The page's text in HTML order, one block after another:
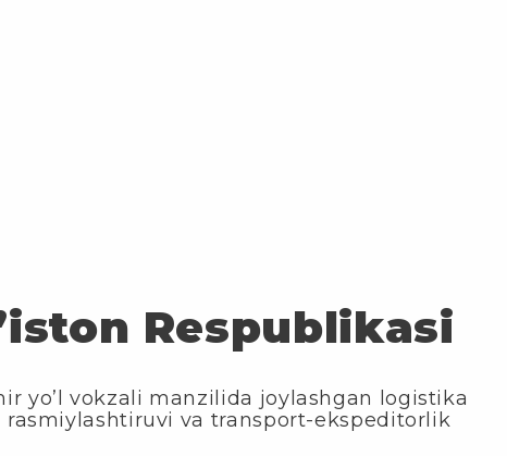
Respublikasi
yo’l vokzali manzilida joylashgan logistika
va transport-ekspeditorlik